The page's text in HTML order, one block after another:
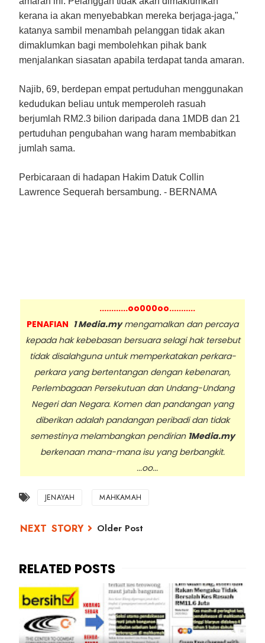
kerana ia akan menyebabkan mereka berjaga-jaga,"
katanya sambil menambah pelanggan tidak akan
dimaklumkan bagi membolehkan pihak bank
menjalankan siasatan apabila terdapat tanda amaran.
Najib, 69, berdepan empat pertuduhan menggunakan
kedudukan beliau untuk memperoleh rasuah
berjumlah RM2.3 bilion daripada dana 1MDB dan 21
pertuduhan pengubahan wang haram membabitkan
jumlah sama.
Perbicaraan di hadapan Hakim Datuk Collin
Lawrence Sequerah bersambung. - BERNAMA
............oo000oo...........
PENAFIAN 1 Media.mymengamalkan dan percaya
kepada hak kebebasan bersuara selagi hak tersebut
tidak disalahguna untuk memperkatakan perkara-
perkara yang bertentangan dengan kebenaran,
Perlembagaan Persekutuan dan Undang-Undang
Negeri dan Negara. Komen dan pandangan yang
diberikan adalah pandangan peribadi dan tidak
semestinya melambangkan pendirian 1Media.my
berkenaan mana-mana isu yang berbangkit.
...oo...
JENAYAH MAHKAMAH
Older Post